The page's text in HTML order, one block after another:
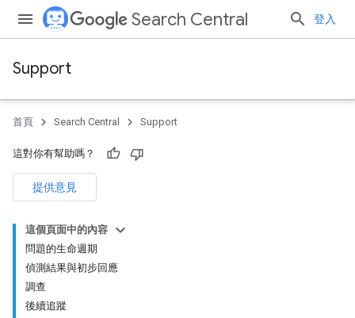
Search Central 登入
Support
首頁 Search Central Support
這對你有幫助嗎？
提供意見
這個頁面中的內容
問題的生命週期
偵測結果與初步回應
調查
後續追蹤